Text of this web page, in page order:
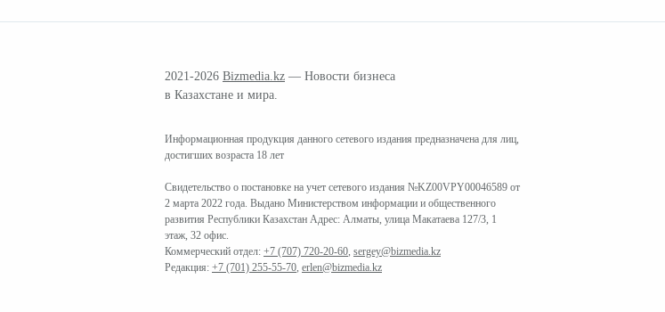
2021-2026 Bizmedia.kz — Новости бизнеса
в Казахстане и мира.
Информационная продукция данного сетевого издания предназначена для лиц,
достигших возраста 18 лет
Свидетельство о постановке на учет сетевого издания №KZ00VPY00046589 от
2 марта 2022 года. Выдано Министерством информации и общественного
развития Республики Казахстан Адрес: Алматы, улица Макатаева 127/3, 1
этаж, 32 офис.
Коммерческий отдел: +7 (707) 720-20-60, sergey@bizmedia.kz
Редакция: +7 (701) 255-55-70, erlen@bizmedia.kz